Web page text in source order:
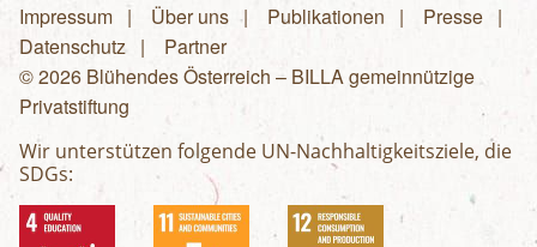
Fußzeilenmenü
Impressum Über uns Publikationen
Presse
Datenschutz
Partner
© 2026 Blühendes Österreich – BILLA gemeinnützige
Privatstiftung
Wir unterstützen folgende UN-Nachhaltigkeitsziele, die
SDGs: